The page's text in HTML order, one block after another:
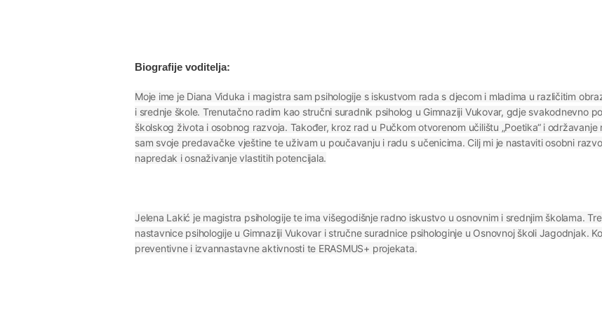
Biografije voditelja:
Moje ime je Diana Viduka i magistra sam psihologije s iskustvom rada s djecom i mladima u različitim
i srednje škole. Trenutačno radim kao stručni suradnik psiholog u Gimnaziji Vukovar, gdje svakodnevno
školskog života i osobnog razvoja. Također, kroz rad u Pučkom otvorenom učilištu „Poetika“ i
sam svoje predavačke vještine te uživam u poučavanju i radu s učenicima. Cilj mi je nastaviti osobni
napredak i osnaživanje vlastitih potencijala.
Jelena Lakić je magistra psihologije te ima višegodišnje radno iskustvo u osnovnim i srednjim školama.
nastavnice psihologije u Gimnaziji Vukovar i stručne suradnice psihologinje u Osnovnoj školi Jagodnjak.
preventivne i izvannastavne aktivnosti te ERASMUS+ projekata.